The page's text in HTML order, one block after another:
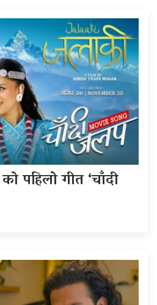
को पहिलो गीत ‘चाँदी